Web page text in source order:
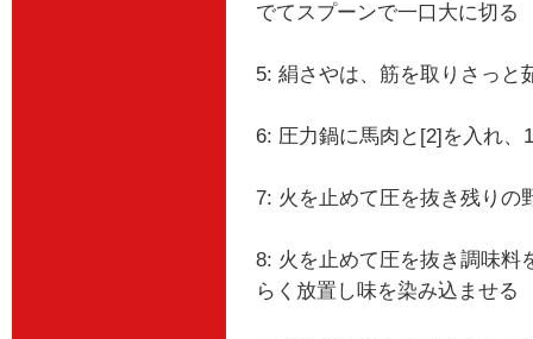
でてスプーンで一口大に切る
5: 絹さやは、筋を取りさっと
6: 圧力鍋に馬肉と[2]を入れ、
7: 火を止めて圧を抜き残りの
8: 火を止めて圧を抜き調味料
らく放置し味を染み込ませる